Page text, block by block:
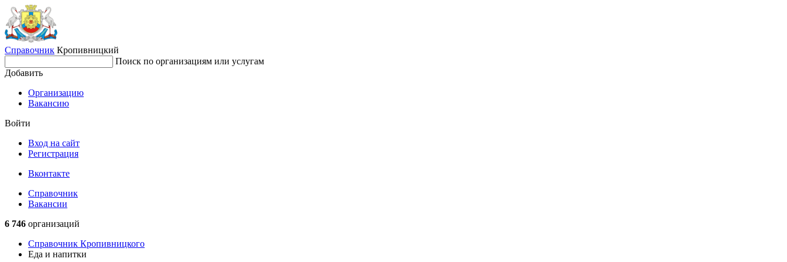
Справочник Кропивницкий
Поиск по организациям или услугам
Добавить
Организацию
Вакансию
Войти
Вход на сайт
Регистрация
Вконтакте
Справочник
Вакансии
6 746 организаций
Справочник Кропивницкого
Еда и напитки